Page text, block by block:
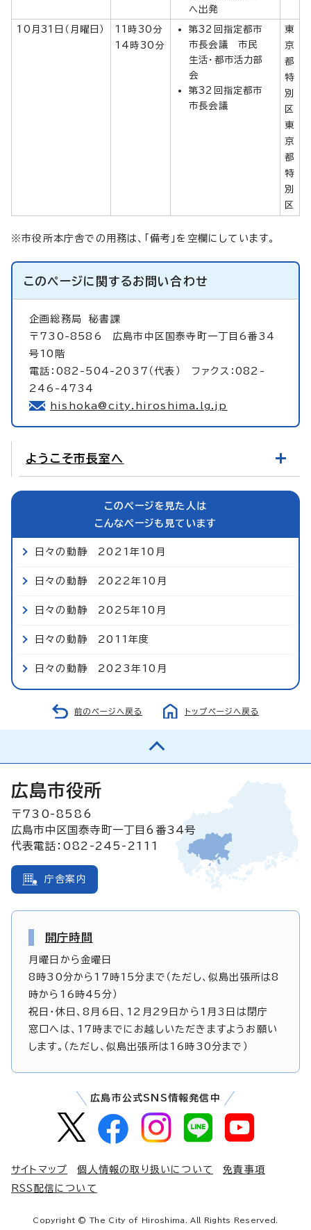
へ出発
10月31日（月曜日）
11時30分
14時30分
第32回指定都市
市長会議 市民
生活・都市活力部
会
第32回指定都市
市長会議
東
京
都
特
別
区
東
京
都
特
別
区
※市役所本庁舎での用務は、「備考」を空欄にしています。
このページに関するお問い合わせ
企画総務局秘書課
〒730-8586 広島市中区国泰寺町一丁目6番34
号10階
電話：082-504-2037（代表） ファクス：082-
246-4734
hishoka@city.hiroshima.lg.jp
ようこそ市長室へ
このページを見た人は
こんなページも見ています
日々の動静 2021年10月
日々の動静 2022年10月
日々の動静 2025年10月
日々の動静 2011年度
日々の動静 2023年10月
前のページへ戻る トップページへ戻る
広島市役所
〒730-8586
広島市中区国泰寺町一丁目6番34号
代表電話：082-245-2111
庁舎案内
開庁時間
月曜日から金曜日
8時30分から17時15分まで（ただし、似島出張所は8
時から16時45分）
祝日・休日、8月6日、12月29日から1月3日は閉庁
窓口へは、17時までにお越しいただきますようお願い
します。（ただし、似島出張所は16時30分まで）
広島市公式SNS情報発信中
サイトマップ 個人情報の取り扱いについて
免責事項
RSS配信について
Copyright © The City of Hiroshima. All Rights Reserved.